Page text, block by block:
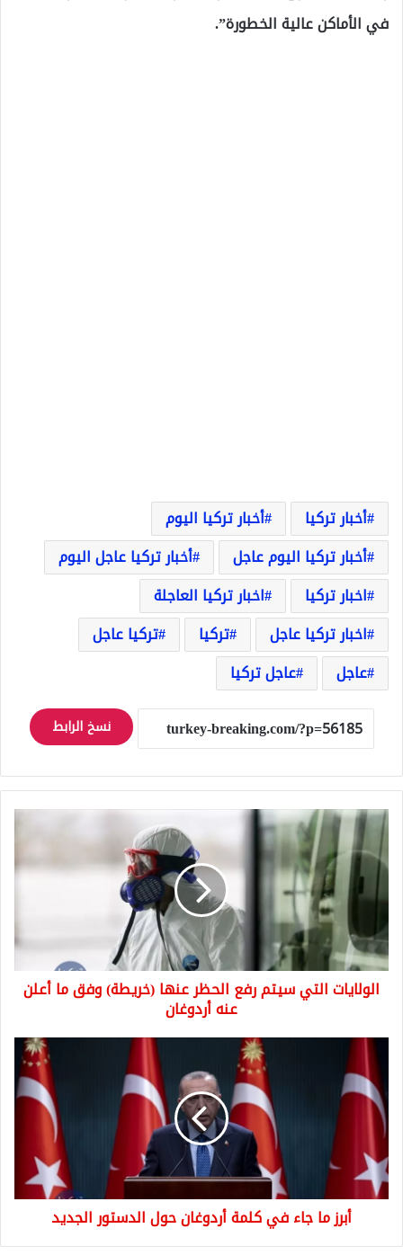
في الأماكن عالية الخطورة”.
أخبار تركيا
أخبار تركيا اليوم
أخبار تركيا اليوم عاجل
أخبار تركيا عاجل اليوم
اخبار تركيا
اخبار تركيا العاجلة
اخبار تركيا عاجل
تركيا
تركيا عاجل
عاجل
عاجل تركيا
نسخ الرابط
الولايات
التي
سيتم
رفع
الحظر
(خريطة)
وفق
ما
أعلن
الولايات التي سيتم رفع الحظر عنها (خريطة) وفق ما أعلن
عنه أردوغان
جاء
في
كلمة
أردوغان
حول
الدستور
الجديد
أبرز ما جاء في كلمة أردوغان حول الدستور الجديد